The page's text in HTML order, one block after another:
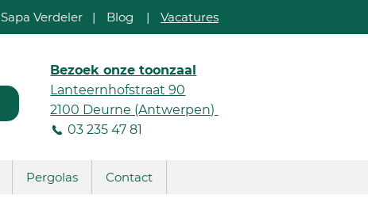
Sapa Verdeler | Blog | Vacatures
Bezoek onze toonzaal
Lanteernhofstraat 90
2100 Deurne (Antwerpen)
03 235 47 81
Pergolas Contact